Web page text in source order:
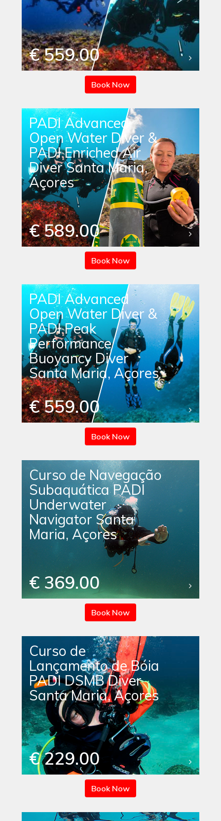
€ 559.00
Book Now
PADI Advanced
Open Water Diver &
PADI Enriched Air
Diver Santa Maria,
Açores
€ 589.00
Book Now
PADI Advanced
Open Water Diver &
PADI Peak
Performance
Buoyancy Diver
Santa Maria, Açores
€ 559.00
Book Now
Curso de Navegação
Subaquática PADI
Underwater
Navigator Santa
Maria, Açores
€ 369.00
Book Now
Curso de
Lançamento de Bóia
PADI DSMB Diver
Santa Maria, Açores
€ 229.00
Book Now